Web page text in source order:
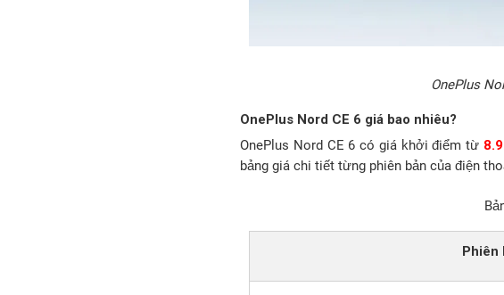
OnePlus
OnePlus Nord CE 6 giá bao nhiêu?
OnePlus Nord CE 6 có giá khởi điểm từ
bảng giá chi tiết từng phiên bản của điện
Phiên